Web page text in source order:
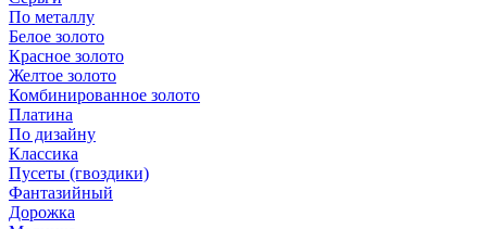
По металлу
Белое золото
Красное золото
Желтое золото
Комбинированное золото
Платина
По дизайну
Классика
Пусеты (гвоздики)
Фантазийный
Дорожка